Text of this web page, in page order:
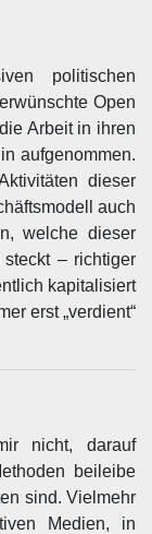
politischen
Open
Arbeit in ihren
aufgenommen.
dieser
auch
welche dieser
– richtiger
kapitalisiert
erst „verdient“
nicht, darauf
beileibe
sind. Vielmehr
Medien, in